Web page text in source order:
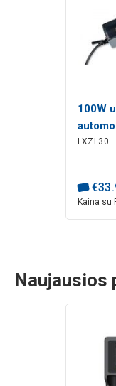
100W
LXZL30
€33.
Kaina su
Naujausios